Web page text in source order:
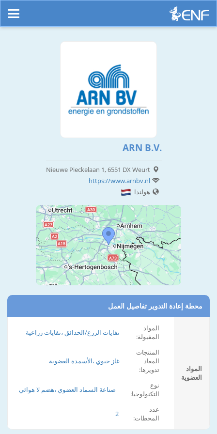
ARN B.V.
Nieuwe Pieckelaan 1, 6551 DX Weurt
https://www.arnbv.nl
هولندا
محطة إعادة التدوير تفاصيل العمل
المواد
العضوية
المواد
المقبولة:
نفايات الزرع/الحدائق ،نفايات زراعية
المنتجات
المعاد
تدويرها:
غاز حيوي ،الأسمدة العضوية
نوع
التكنولوجيا:
صناعة السماد العضوي ،هضم لا هوائي
عدد
المحطات:
2